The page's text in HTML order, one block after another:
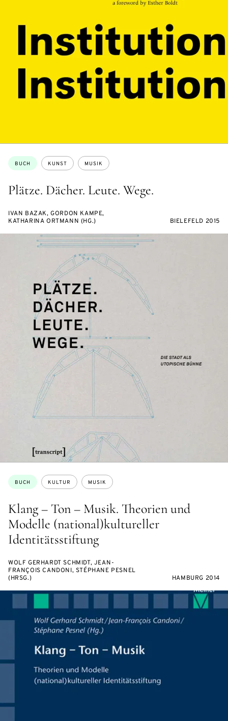
Plätze. Dächer. Leute. Wege.
Themen:
BUCH KUNST MUSIK
IVAN BAZAK, GORDON KAMPE,
KATHARINA ORTMANN (HG.)
BIELEFELD 2015
Klang – Ton – Musik. Theorien und
Modelle (national)kultureller
Identitätsstiftung
Themen:
BUCH KULTUR MUSIK
WOLF GERHARDT SCHMIDT, JEAN-
FRANÇOIS CANDONI, STÉPHANE PESNEL
(HRSG.)
HAMBURG 2014